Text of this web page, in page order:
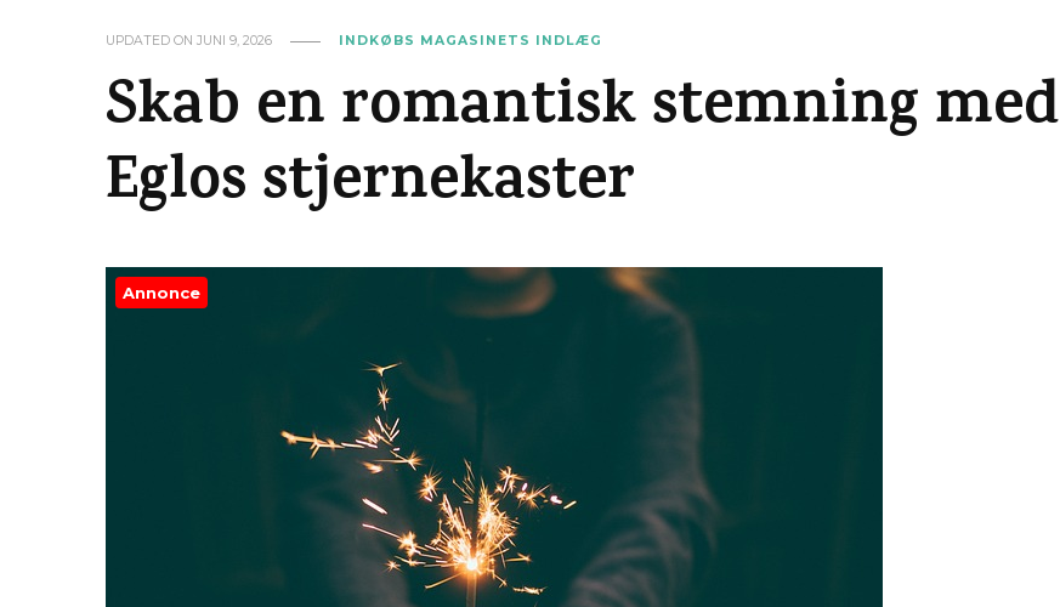
UPDATED ON JUNI 9, 2026 INDKØBS MAGASINETS INDLÆG
Skab en romantisk stemning med
Eglos stjernekaster
Annonce